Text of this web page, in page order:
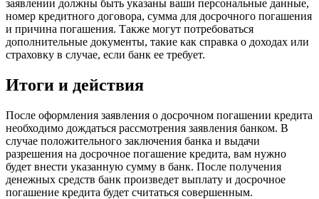
заявлении должны быть указаны ваши персональные данные,
номер кредитного договора, сумма для досрочного погашения
и причина погашения. Также могут потребоваться
дополнительные документы, такие как справка о доходах или
страховку в случае, если банк ее требует.
Итоги и действия
После оформления заявления о досрочном погашении кредита
необходимо дождаться рассмотрения заявления банком. В
случае положительного заключения банка и выдачи
разрешения на досрочное погашение кредита, вам нужно
будет внести указанную сумму в банк. После получения
денежных средств банк произведет выплату и досрочное
погашение кредита будет считаться совершенным.